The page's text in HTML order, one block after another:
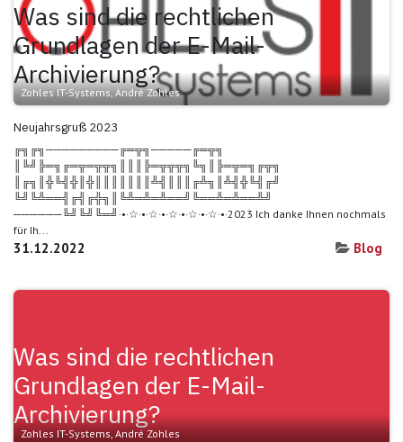
Was sind die rechtlichen
Grundlagen der E-Mail-
Archivierung?
Zohles IT-Systems, André Zohles
Neujahrsgruß 2023
╔╗╔╗─────────╔═╦╗─────╔═╦╗
║╚╝╠═╗╔═╦═╦╦╗║║║╠═╦╦╦╗╚╗║╠═╦═╗╔╦╗
║╔╗║╬╚╣╬║╬║║║║║║║╩╣║║║╔╩╗║╩╣╬╚╣╔╝
╚╝╚╩══╣╔╣╔╬╗║╚╩═╩═╩══╝╚══╩═╩══╩╝
──────╚╝╚╝╚═╝·•·☆·•·☆·•·☆·•·☆·•·☆·•·2023 Ich danke Ihnen nochmals
für Ih...
31.12.2022 Blog
Was sind die rechtlichen
Grundlagen der E-Mail-
Archivierung?
Zohles IT-Systems, André Zohles